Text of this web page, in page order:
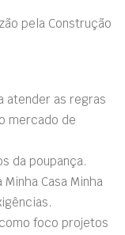
pela Construção
atender as regras
mercado de
da poupança.
Casa Minha
foco projetos